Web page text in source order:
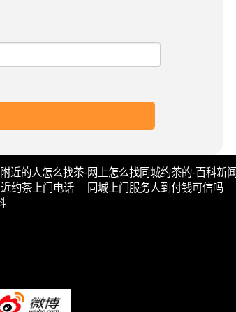
近的人怎么找茶-网上怎么找同城约茶的-百科新闻
约茶上门电话
同城上门服务人到付钱可信吗